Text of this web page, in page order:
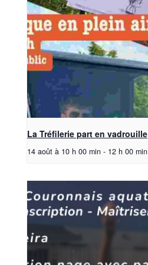
La Tréfilerie part en vadrouille
14 août à 10 h 00 min - 12 h 00 min